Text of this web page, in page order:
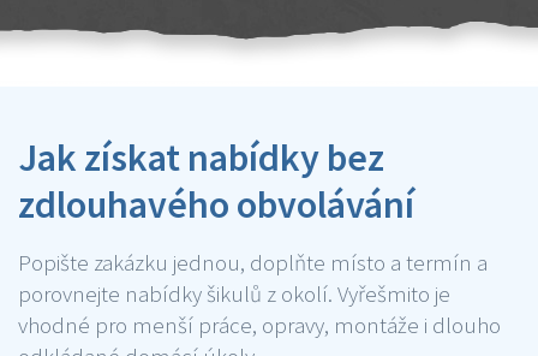
Jak získat nabídky bez
zdlouhavého obvolávání
Popište zakázku jednou, doplňte místo a termín a
porovnejte nabídky šikulů z okolí. Vyřešmito je
vhodné pro menší práce, opravy, montáže i dlouho